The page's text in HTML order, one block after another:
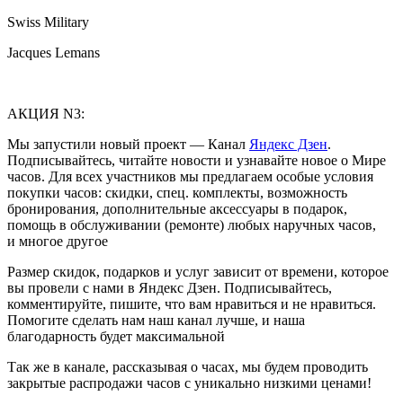
Swiss Military
Jacques Lemans
АКЦИЯ N3:
Мы запустили новый проект — Канал Яндекс Дзен.
Подписывайтесь, читайте новости и узнавайте новое о Мире
часов. Для всех участников мы предлагаем особые условия
покупки часов: скидки, спец. комплекты, возможность
бронирования, дополнительные аксессуары в подарок,
помощь в обслуживании (ремонте) любых наручных часов,
и многое другое
Размер скидок, подарков и услуг зависит от времени, которое
вы провели с нами в Яндекс Дзен. Подписывайтесь,
комментируйте, пишите, что вам нравиться и не нравиться.
Помогите сделать нам наш канал лучше, и наша
благодарность будет максимальной
Так же в канале, рассказывая о часах, мы будем проводить
закрытые распродажи часов с уникально низкими ценами!